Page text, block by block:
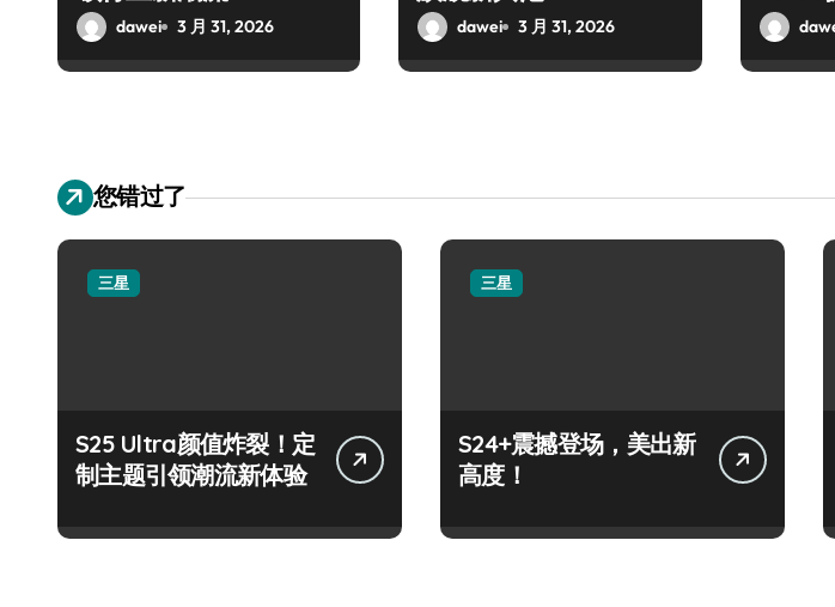
dawei 3 月 31, 2026 dawei 3 月 31, 2026
您错过了
三星
S25 Ultra颜值炸裂！定
制主题引领潮流新体验
三星
S24+震撼登场，美出新
高度！